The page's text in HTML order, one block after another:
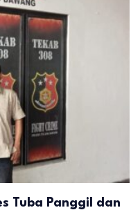
Tuba Panggil dan